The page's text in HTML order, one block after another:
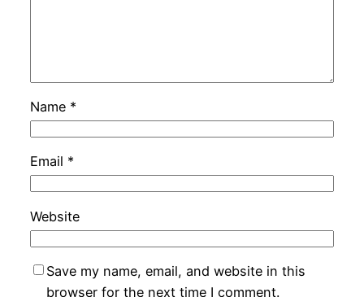
Name *
Email *
Website
Save my name, email, and website in this
browser for the next time I comment.